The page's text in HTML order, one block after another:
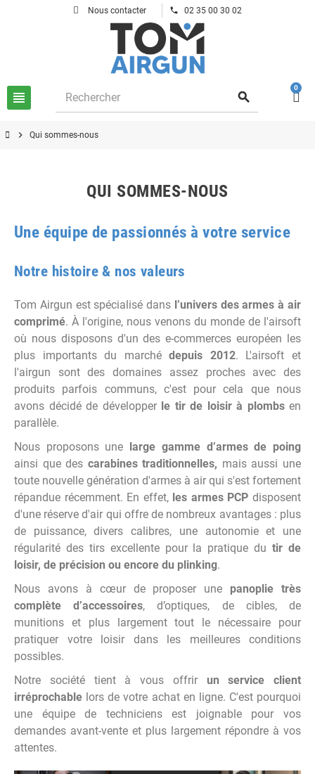
Nous contacter phone 02 35 00 30 02
view_headline search
0
chevron_right Qui sommes-nous
QUI SOMMES-NOUS
Une équipe de passionnés à votre service
Notre histoire & nos valeurs
Tom Airgun est spécialisé dans l’univers des armes à air
comprimé. À l'origine, nous venons du monde de l'airsoft
où nous disposons d'un des e-commerces européen les
plus importants du marchédepuis 2012. L'airsoft et
l'airgun sont des domaines assez proches avec des
produits parfois communs, c'est pour cela que nous
avons décidé de développer le tir de loisir à plombsen
parallèle.
Nous proposons une large gamme d’armes de poing
ainsi que des carabines traditionnelles, mais aussi une
toute nouvelle génération d'armes à air qui s'est fortement
répandue récemment. En effet, les armes PCP disposent
d'une réserve d'air qui offre de nombreux avantages : plus
de puissance, divers calibres, une autonomie et une
régularité des tirs excellente pour la pratique dutir de
loisir, de précision ou encore du plinking.
Nous avons à cœur de proposer une panoplie très
complète d’accessoires, d’optiques, de cibles, de
munitions et plus largement tout le nécessaire pour
pratiquer votre loisir dans les meilleures conditions
possibles.
Notre société tient à vous offrir un service client
irréprochable lors de votre achat en ligne. C'est pourquoi
une équipe de techniciens est joignable pour vos
demandes avant-vente et plus largement répondre à vos
attentes.